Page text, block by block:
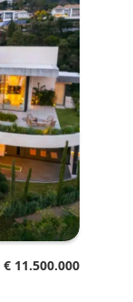
€ 11.500.000